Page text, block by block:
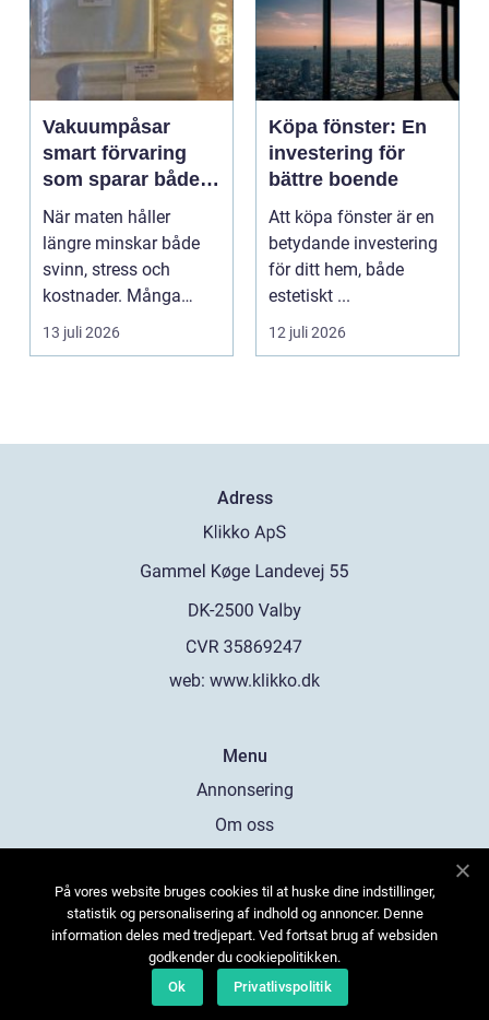
Vakuumpåsar
smart förvaring
som sparar både
mat och pengar
När maten håller
längre minskar både
svinn, stress och
kostnader. Många
hushåll och mindre
företag s...
13 juli 2026
Köpa fönster: En
investering för
bättre boende
Att köpa fönster är en
betydande investering
för ditt hem, både
estetiskt ...
12 juli 2026
Adress
web: www.klikko.dk
Menu
Annonsering
Om oss
Kontakta oss
Sitemap
På vores website bruges cookies til at huske dine indstillinger,
statistik og personalisering af indhold og annoncer. Denne
information deles med tredjepart. Ved fortsat brug af websiden
godkender du cookiepolitikken.
Ok
Privatlivspolitik